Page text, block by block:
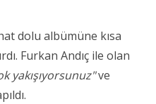
dolu albümüne kısa
Furkan Andıç ile olan
yakışıyorsunuz"ve